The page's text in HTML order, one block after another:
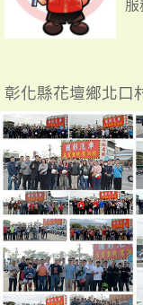
服
彰化縣花壇鄉北口